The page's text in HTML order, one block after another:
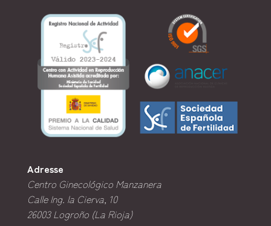
Adresse
Centro Ginecológico Manzanera
Calle Ing. la Cierva, 10
26003Logroño (La Rioja)